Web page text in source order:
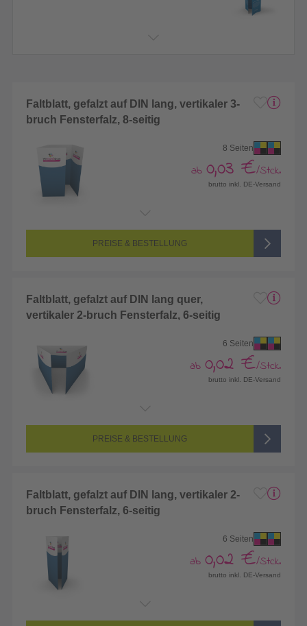
Faltblatt, gefalzt auf DIN lang, vertikaler 3-
bruch Fensterfalz, 8-seitig
8 Seiten
ab 0,03 €/Stck.
brutto inkl. DE-Versand
Seitenanzahl: 8-seitig (Vorderseite und Rückseite bedruckt)
4/4-farbig CMYK (vollfarbig bedruckt)
PREISE & BESTELLUNG
Faltblatt, gefalzt auf DIN lang quer,
vertikaler 2-bruch Fensterfalz, 6-seitig
6 Seiten
ab 0,02 €/Stck.
brutto inkl. DE-Versand
Seitenanzahl: 6-seitig (Vorderseite und Rückseite bedruckt)
4/4-farbig CMYK (vollfarbig bedruckt)
PREISE & BESTELLUNG
Faltblatt, gefalzt auf DIN lang, vertikaler 2-
bruch Fensterfalz, 6-seitig
6 Seiten
ab 0,02 €/Stck.
brutto inkl. DE-Versand
Seitenanzahl: 6-seitig (Vorderseite und Rückseite bedruckt)